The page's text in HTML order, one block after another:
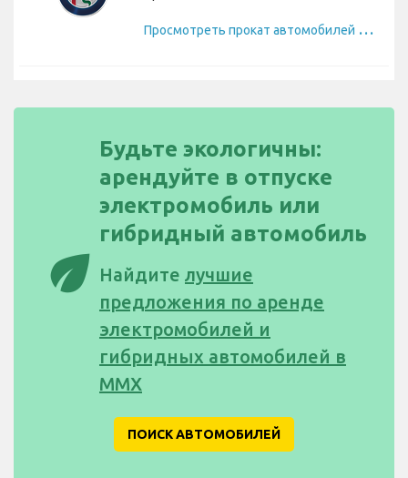
П
росмотреть прокат автомобилей Alfa Romeo
eco
Будьте экологичны:
арендуйте в отпуске
электромобиль или
гибридный автомобиль
Найдите лучшие
предложения по аренде
электромобилей и
гибридных автомобилей в
MMX
ПОИСК АВТОМОБИЛЕЙ